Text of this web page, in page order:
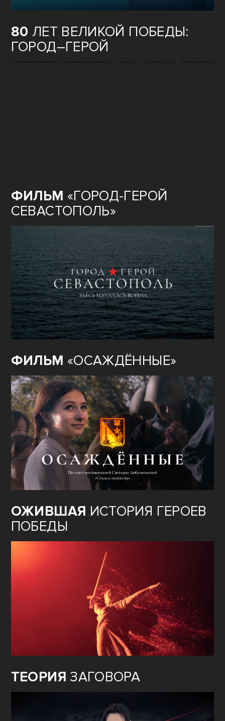
80 ЛЕТ ВЕЛИКОЙ ПОБЕДЫ:
ГОРОД–ГЕРОЙ
ФИЛЬМ «ГОРОД-ГЕРОЙ
СЕВАСТОПОЛЬ»
ФИЛЬМ «ОСАЖДЁННЫЕ»
ОЖИВШАЯ ИСТОРИЯ ГЕРОЕВ
ПОБЕДЫ
ТЕОРИЯ ЗАГОВОРА